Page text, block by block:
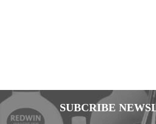
SUBCRIBE